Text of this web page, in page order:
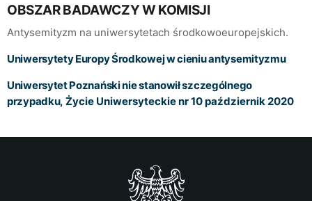
OBSZAR BADAWCZY W KOMISJI
Antysemityzm na uniwersytetach środkowoeuropejskich.
Uniwersytety Europy Środkowej w cieniu antysemityzmu
Uniwersytet Poznański nie stanowił szczególnego
przypadku, Życie Uniwersyteckie nr 10 październik 2020